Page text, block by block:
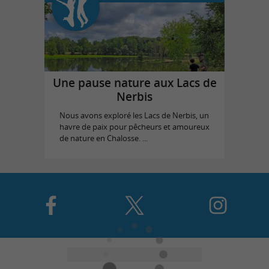
Une pause nature aux Lacs de
Nerbis
Nous avons exploré les Lacs de Nerbis, un
havre de paix pour pêcheurs et amoureux
de nature en Chalosse. ...